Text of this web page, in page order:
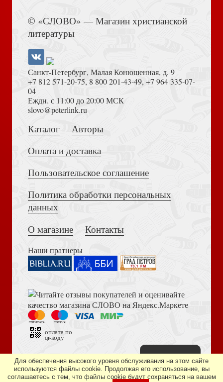
периода и Январское востание. Люди — взгляды —
идеи
Елфимов В.А. Христианское учение о болезни и боли
Кизилов М. Крымские готы. Загадка исчезнувшего
Старшов Е.В. Любовные драмы византийских
василевсов
Толкование на Апокалипсис (Тихоний Африканский)
Достоевский Ф.М. Сила и правда России (2024)
Библия в современном русском переводе. 073 (2025, 3-
© «СЛОВО» — Магазин христианской
литературы
Санкт-Петербург, Малая Конюшенная, д. 9
+7 812 571-20-75, 8 800 201-43-49, +7 964 335-07-
04
Еждн. с 11:00 до 20:00 МСК
slovo@peterlink.ru
Каталог
Авторы
Оплата и доставка
Пользовательское соглашение
Политика обработки персональных
данных
О магазине
Контакты
Наши пратнеры
оплата по
qr-коду
Дизайн сайта —студия «Артминистри»
Для обеспечения высокого уровня обслуживания на этом сайте
используются файлы cookie. Продолжая его использование, вы
соглашаетесь с тем, что файлы cookie будут сохраняться на вашем